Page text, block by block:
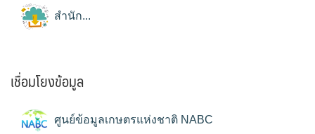
สำนัก...
เชื่อมโยงข้อมูล
ศูนย์ข้อมูลเกษตรแห่งชาติ NABC